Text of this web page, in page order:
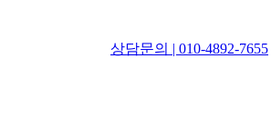
상담문의 | 010-4892-7655